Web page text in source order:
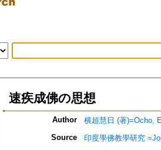
速疾成佛の思想
Author
横超慧日 (著)=Ocho,
Source
印度學佛教學研究